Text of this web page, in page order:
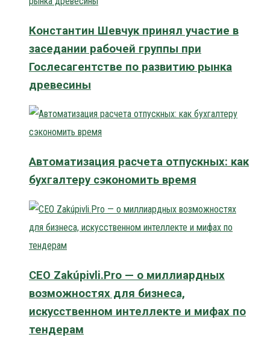
Константин Шевчук принял участие в
заседании рабочей группы при
Гослесагентстве по развитию рынка
древесины
Автоматизация расчета отпускных: как
бухгалтеру сэкономить время
CEO Zakúpivli.Pro — о миллиардных
возможностях для бизнеса,
искусственном интеллекте и мифах по
тендерам